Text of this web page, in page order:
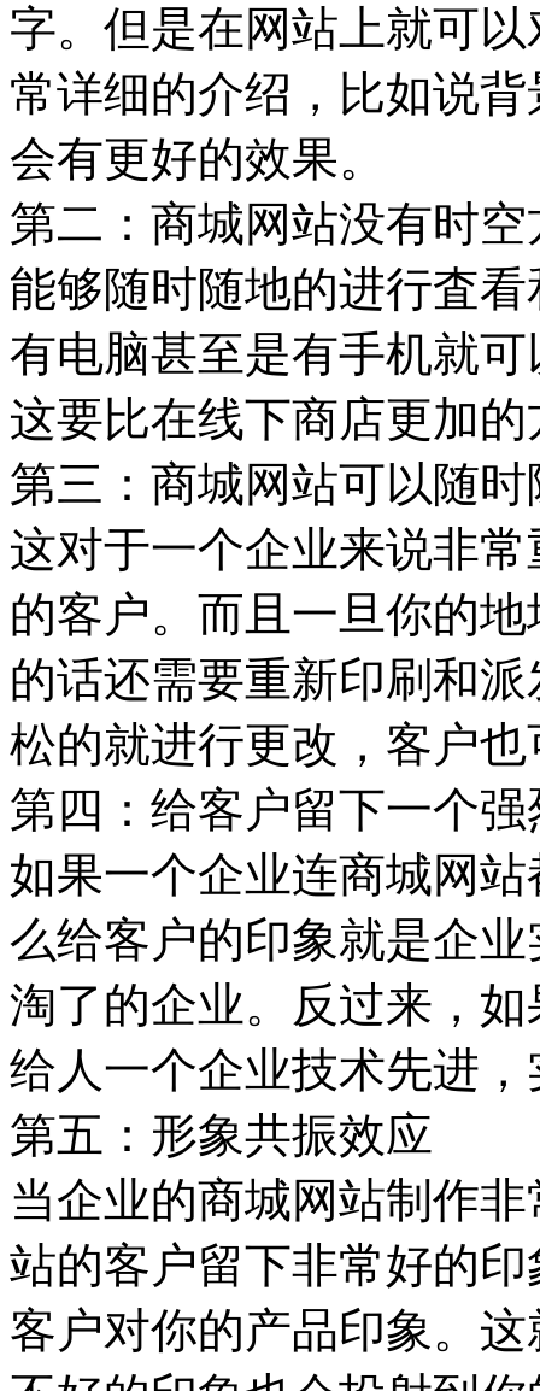
字。但是在网站上就可
常详细的介绍，比如说
会有更好的效果。
第二：商城网站没有时
能够随时随地的进行査
有电脑甚至是有手机就
这要比在线下商店更加
第三：商城网站可以随
这对于一个企业来说非
的客户。而且一旦你的
的话还需要重新印刷和
松的就进行更改，客户
第四：给客户留下一个
如果一个企业连商城网
么给客户的印象就是企
淘了的企业。反过来，
给人一个企业技术先进
第五：形象共振效应
当企业的商城网站制作
站的客户留下非常好的
客户对你的产品印象。